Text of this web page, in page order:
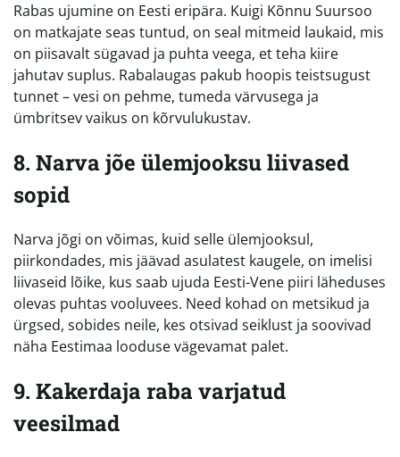
Rabas ujumine on Eesti eripära. Kuigi Kõnnu Suursoo
on matkajate seas tuntud, on seal mitmeid laukaid, mis
on piisavalt sügavad ja puhta veega, et teha kiire
jahutav suplus. Rabalaugas pakub hoopis teistsugust
tunnet – vesi on pehme, tumeda värvusega ja
ümbritsev vaikus on kõrvulukustav.
8. Narva jõe ülemjooksu liivased
sopid
Narva jõgi on võimas, kuid selle ülemjooksul,
piirkondades, mis jäävad asulatest kaugele, on imelisi
liivaseid lõike, kus saab ujuda Eesti-Vene piiri läheduses
olevas puhtas vooluvees. Need kohad on metsikud ja
ürgsed, sobides neile, kes otsivad seiklust ja soovivad
näha Eestimaa looduse vägevamat palet.
9. Kakerdaja raba varjatud
veesilmad